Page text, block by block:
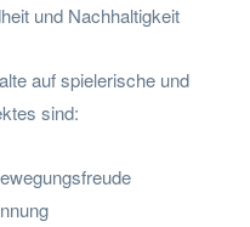
und Nachhaltigkeit
auf spielerische und
sind: